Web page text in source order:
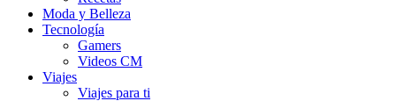
Moda y Belleza
Tecnología
Gamers
Videos CM
Viajes
Viajes para ti